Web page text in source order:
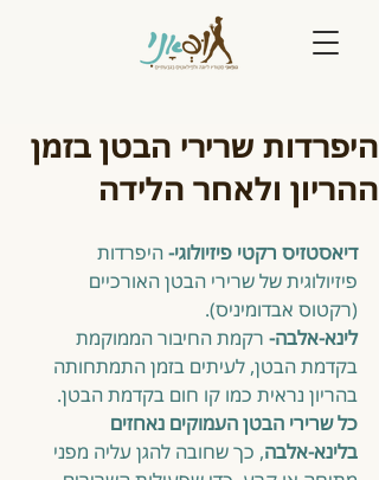
היפרדות שרירי הבטן בזמן
ההריון ולאחר הלידה
דיאסטזיס רקטי פיזיולוגי- היפרדות
פיזיולוגית של שרירי הבטן האורכיים
(רקטוס אבדומיניס).
לינא-אלבה- רקמת החיבור הממוקמת
בקדמת הבטן, לעיתים בזמן התמתחותה
בהריון נראית כמו קו חום בקדמת הבטן.
כל שרירי הבטן העמוקים נאחזים
בלינא-אלבה, כך שחובה להגן עליה מפני